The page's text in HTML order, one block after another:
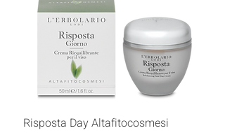
Risposta Day Altafitocosmesi